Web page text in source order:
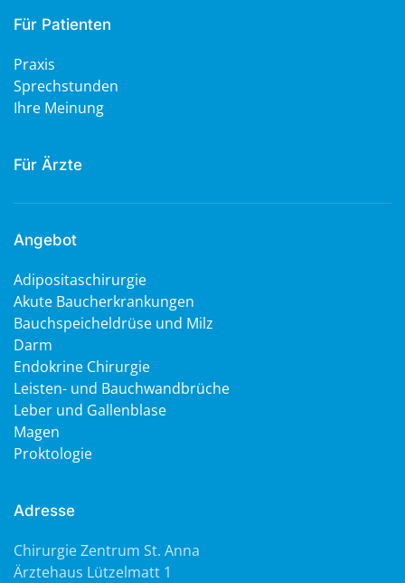
Für Patienten
Praxis
Sprechstunden
Ihre Meinung
Für Ärzte
Angebot
Adipositaschirurgie
Akute Baucherkrankungen
Bauchspeicheldrüse und Milz
Darm
Endokrine Chirurgie
Leisten- und Bauchwandbrüche
Leber und Gallenblase
Magen
Proktologie
Adresse
Chirurgie Zentrum St. Anna
Ärztehaus Lützelmatt 1